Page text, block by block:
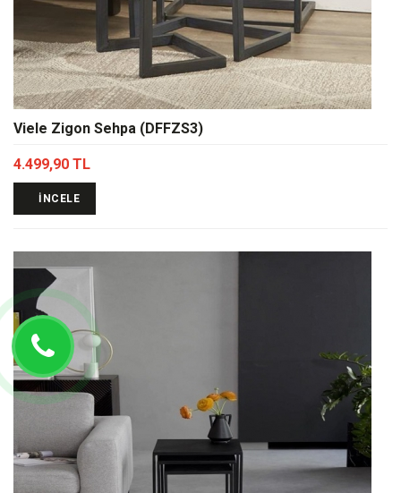
Viele Zigon Sehpa (DFFZS3)
4.499,90 TL
İNCELE